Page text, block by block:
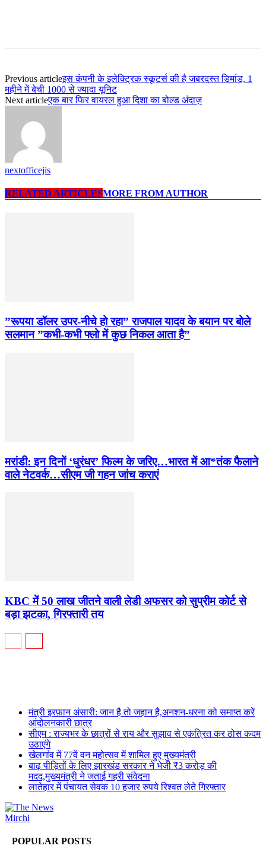
Previous articleइस कंपनी के इलेक्ट्रिक स्कूटर्स की है जबरदस्त डिमांड, 1
महीने में बेची 1000 से ज्यादा यूनिट
Next articleएक बार फिर वायरल हुआ दिशा का बोल्ड अंदाज़
nextofficejis
RELATED ARTICLESMORE FROM AUTHOR
”रूपया डॉलर उपर-नीचे हो रहा” राजपाल यादव के बयान पर बोले
सलमान ”कभी-कभी फ्लो में कुछ निकल आता है”
मरांडी: इन दिनों ‘धुरंधर’ फिल्म के जरिए…भारत में आ*तंक फैलाने
वाले नेटवर्क…सीएम जी गहन जांच कराएं
KBC में 50 लाख जीतने वाली लेडी अफसर को सुप्रीम कोर्ट से
बड़ा झटका, गिरफ्तारी तय
मंत्री इरफ़ान अंसारी: जान है तो जहान है,अनशन-धरना को समाप्त करें
आंदोलनकारी छात्र
सीएम : राज्यभर के छात्रों से राय और सुझाव से एकत्रित कर ठोस कदम
उठाएंगे
खेलगांव में 77वें वन महोत्सव में शामिल हुए मुख्यमंत्री
बाढ़ पीड़ितों के लिए झारखंड सरकार ने भेजी ₹3 करोड़ की
मदद,मुख्यमंत्री ने जताई गहरी संवेदना
लातेहार में पंचायत सेवक 10 हजार रुपये रिश्वत लेते गिरफ्तार
POPULAR POSTS